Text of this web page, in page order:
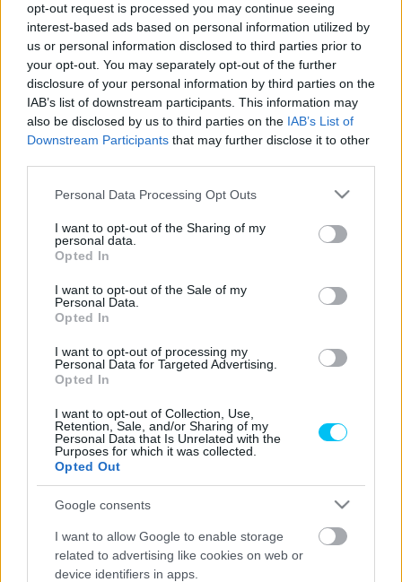
opt-out request is processed you may continue seeing
interest-based ads based on personal information utilized by
us or personal information disclosed to third parties prior to
your opt-out. You may separately opt-out of the further
disclosure of your personal information by third parties on the
IAB’s list of downstream participants. This information may
also be disclosed by us to third parties on the IAB’s List of
Downstream Participants that may further disclose it to other
Please note that this website/app uses one or more Google
not limited to your visit or usage behaviour. You may click to
grant or deny consent to Google and its third-party tags to
use your data for below specified purposes in below Google
consent section.
Personal Data Processing Opt Outs
I want to opt-out of the Sharing of my
personal data.
Opted In
I want to opt-out of the Sale of my
Personal Data.
Opted In
I want to opt-out of processing my
Personal Data for Targeted Advertising.
Opted In
I want to opt-out of Collection, Use,
Retention, Sale, and/or Sharing of my
Personal Data that Is Unrelated with the
Purposes for which it was collected.
Opted Out
Google consents
I want to allow Google to enable storage
related to advertising like cookies on web or
device identifiers in apps.
búcsúfutamát Misanóban. Mit is takarnak a különböző
szimbólumok?
- Hirdetés -
„A sisakhoz az összes olyan sisaktervet felhasználtam,
amellyel versenyt nyertem. Ezért a különböző grafika”
magyarázta a 24-szeres GP-győztes Andrea Dovizioso.
eredményezett.”
„Az igazság az, hogy a tényleges ötletem még nagyobb
zűrzavar volt. El akartam vinni az összes sisakot, amivel
hogy több mint 40-ről van szó, így gyorsan rávilágítottak,
hogy talán nem ez volt a legésszerűbb dolog.”
vigyorgott a Dovizioso.
- Advertisement -
első győzelmét a királykategóriában egy Hondával. Ezután
egészen a 2016-os Malajziai GP-ig kellett várnia, hogy
először diadalmaskodjon a Ducati színeiben. A 2020-as